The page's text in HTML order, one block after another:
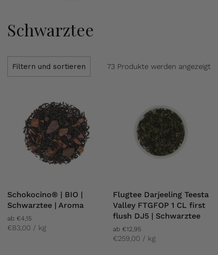
Schwarztee
Filtern und sortieren 73 Produkte werden angezeigt
Schokocino® | BIO |
Schwarztee | Aroma
ab €4,15
€83,00 / kg
Flugtee Darjeeling Teesta
Valley FTGFOP 1 CL first
flush DJ5 | Schwarztee
ab €12,95
€259,00 / kg